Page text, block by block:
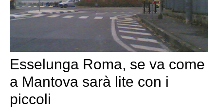
Esselunga Roma, se va come
a Mantova sarà lite con i
piccoli